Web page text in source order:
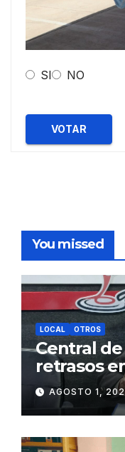
SI NO
VOTAR
You missed
LOCAL OTROS
Central
retrasos
de Agua y
Juliaca
AGOSTO 1,